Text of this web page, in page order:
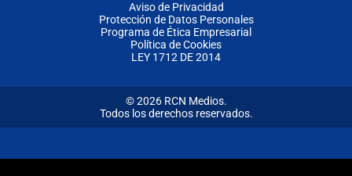
Aviso de Privacidad
Protección de Datos Personales
Programa de Ética Empresarial
Política de Cookies
LEY 1712 DE 2014
© 2026 RCN Medios.
Todos los derechos reservados.